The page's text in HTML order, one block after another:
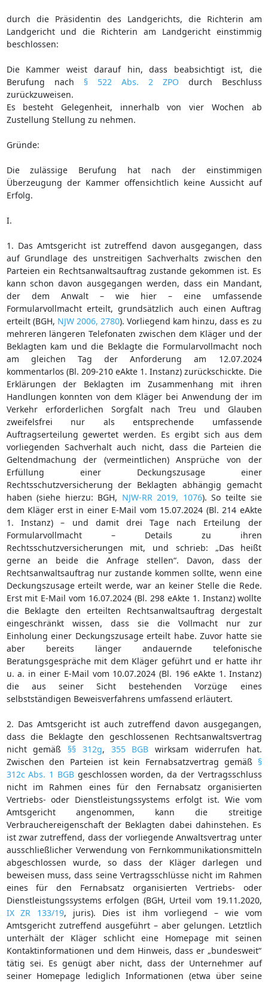
durch die Präsidentin des Landgerichts, die Richterin am
Landgericht und die Richterin am Landgericht einstimmig
beschlossen:
Die Kammer weist darauf hin, dass beabsichtigt ist, die
Berufung nach § 522 Abs. 2 ZPO durch Beschluss
zurückzuweisen.
Es besteht Gelegenheit, innerhalb von vier Wochen ab
Zustellung Stellung zu nehmen.
Gründe:
Die zulässige Berufung hat nach der einstimmigen
Überzeugung der Kammer offensichtlich keine Aussicht auf
Erfolg.
I.
1. Das Amtsgericht ist zutreffend davon ausgegangen, dass
auf Grundlage des unstreitigen Sachverhalts zwischen den
Parteien ein Rechtsanwaltsauftrag zustande gekommen ist. Es
kann schon davon ausgegangen werden, dass ein Mandant,
der dem Anwalt – wie hier – eine umfassende
Formularvollmacht erteilt, grundsätzlich auch einen Auftrag
erteilt (BGH, NJW 2006, 2780). Vorliegend kam hinzu, dass es zu
mehreren längeren Telefonaten zwischen dem Kläger und der
Beklagten kam und die Beklagte die Formularvollmacht noch
am gleichen Tag der Anforderung am 12.07.2024
kommentarlos (Bl. 209-210 eAkte 1. Instanz) zurückschickte. Die
Erklärungen der Beklagten im Zusammenhang mit ihren
Handlungen konnten von dem Kläger bei Anwendung der im
Verkehr erforderlichen Sorgfalt nach Treu und Glauben
zweifelsfrei nur als entsprechende umfassende
Auftragserteilung gewertet werden. Es ergibt sich aus dem
vorliegenden Sachverhalt auch nicht, dass die Parteien die
Geltendmachung der (vermeintlichen) Ansprüche von der
Erfüllung einer Deckungszusage einer
Rechtsschutzversicherung der Beklagten abhängig gemacht
haben (siehe hierzu: BGH, NJW-RR 2019, 1076). So teilte sie
dem Kläger erst in einer E-Mail vom 15.07.2024 (Bl. 214 eAkte
1. Instanz) – und damit drei Tage nach Erteilung der
Formularvollmacht – Details zu ihren
Rechtsschutzversicherungen mit, und schrieb: „Das heißt
gerne an beide die Anfrage stellen“. Davon, dass der
Rechtsanwaltsauftrag nur zustande kommen sollte, wenn eine
Deckungszusage erteilt werde, war an keiner Stelle die Rede.
Erst mit E-Mail vom 16.07.2024 (Bl. 298 eAkte 1. Instanz) wollte
die Beklagte den erteilten Rechtsanwaltsauftrag dergestalt
eingeschränkt wissen, dass sie die Vollmacht nur zur
Einholung einer Deckungszusage erteilt habe. Zuvor hatte sie
aber bereits länger andauernde telefonische
Beratungsgespräche mit dem Kläger geführt und er hatte ihr
u. a. in einer E-Mail vom 10.07.2024 (Bl. 196 eAkte 1. Instanz)
die aus seiner Sicht bestehenden Vorzüge eines
selbstständigen Beweisverfahrens umfassend erläutert.
2. Das Amtsgericht ist auch zutreffend davon ausgegangen,
dass die Beklagte den geschlossenen Rechtsanwaltsvertrag
nicht gemäß §§ 312g, 355 BGB wirksam widerrufen hat.
Zwischen den Parteien ist kein Fernabsatzvertrag gemäß §
312c Abs. 1 BGBgeschlossen worden, da der Vertragsschluss
nicht im Rahmen eines für den Fernabsatz organisierten
Vertriebs- oder Dienstleistungssystems erfolgt ist. Wie vom
Amtsgericht angenommen, kann die streitige
Verbrauchereigenschaft der Beklagten dabei dahinstehen. Es
ist zwar zutreffend, dass der vorliegende Anwaltsvertrag unter
ausschließlicher Verwendung von Fernkommunikationsmitteln
abgeschlossen wurde, so dass der Kläger darlegen und
beweisen muss, dass seine Vertragsschlüsse nicht im Rahmen
eines für den Fernabsatz organisierten Vertriebs- oder
Dienstleistungssystems erfolgen (BGH, Urteil vom 19.11.2020,
IX ZR 133/19, juris). Dies ist ihm vorliegend – wie vom
Amtsgericht zutreffend ausgeführt – aber gelungen. Letztlich
unterhält der Kläger schlicht eine Homepage mit seinen
Kontaktinformationen und dem Hinweis, dass er „bundesweit“
tätig sei. Es genügt aber nicht, dass der Unternehmer auf
seiner Homepage lediglich Informationen (etwa über seine